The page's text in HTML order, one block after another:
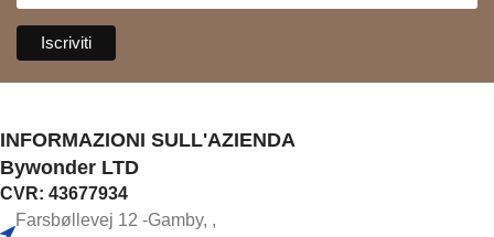
INFORMAZIONI SULL'AZIENDA
Bywonder LTD
CVR: 43677934
Farsbøllevej 12 -Gamby, ,